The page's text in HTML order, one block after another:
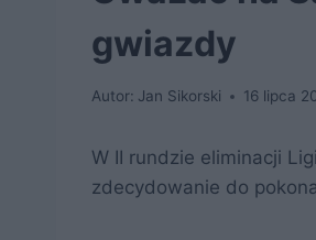
gwiazdy
Autor: Jan Sikorski 16 lipca
W II rundzie eliminacji
zdecydowanie do